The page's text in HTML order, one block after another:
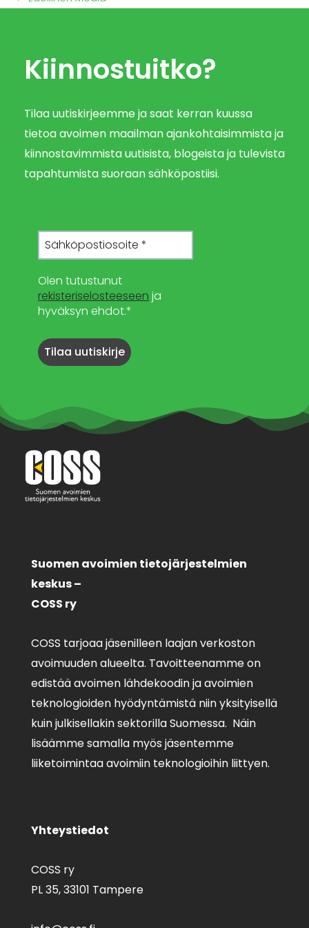
Kiinnostuitko?
Tilaa uutiskirjeemme ja saat kerran kuussa
tietoa avoimen maailman ajankohtaisimmista ja
kiinnostavimmista uutisista, blogeista ja tulevista
tapahtumista suoraan sähköpostiisi.
Olen tutustunut
rekisteriselosteeseen ja
hyväksyn ehdot.*
Suomen avoimien tietojärjestelmien
keskus –
COSS ry
COSS tarjoaa jäsenilleen laajan verkoston
avoimuuden alueelta. Tavoitteenamme on
edistää avoimen lähdekoodin ja avoimien
teknologioiden hyödyntämistä niin yksityisellä
kuin julkisellakin sektorilla Suomessa. Näin
lisäämme samalla myös jäsentemme
liiketoimintaa avoimiin teknologioihin liittyen.
Yhteystiedot
COSS ry
PL 35,33101 Tampere